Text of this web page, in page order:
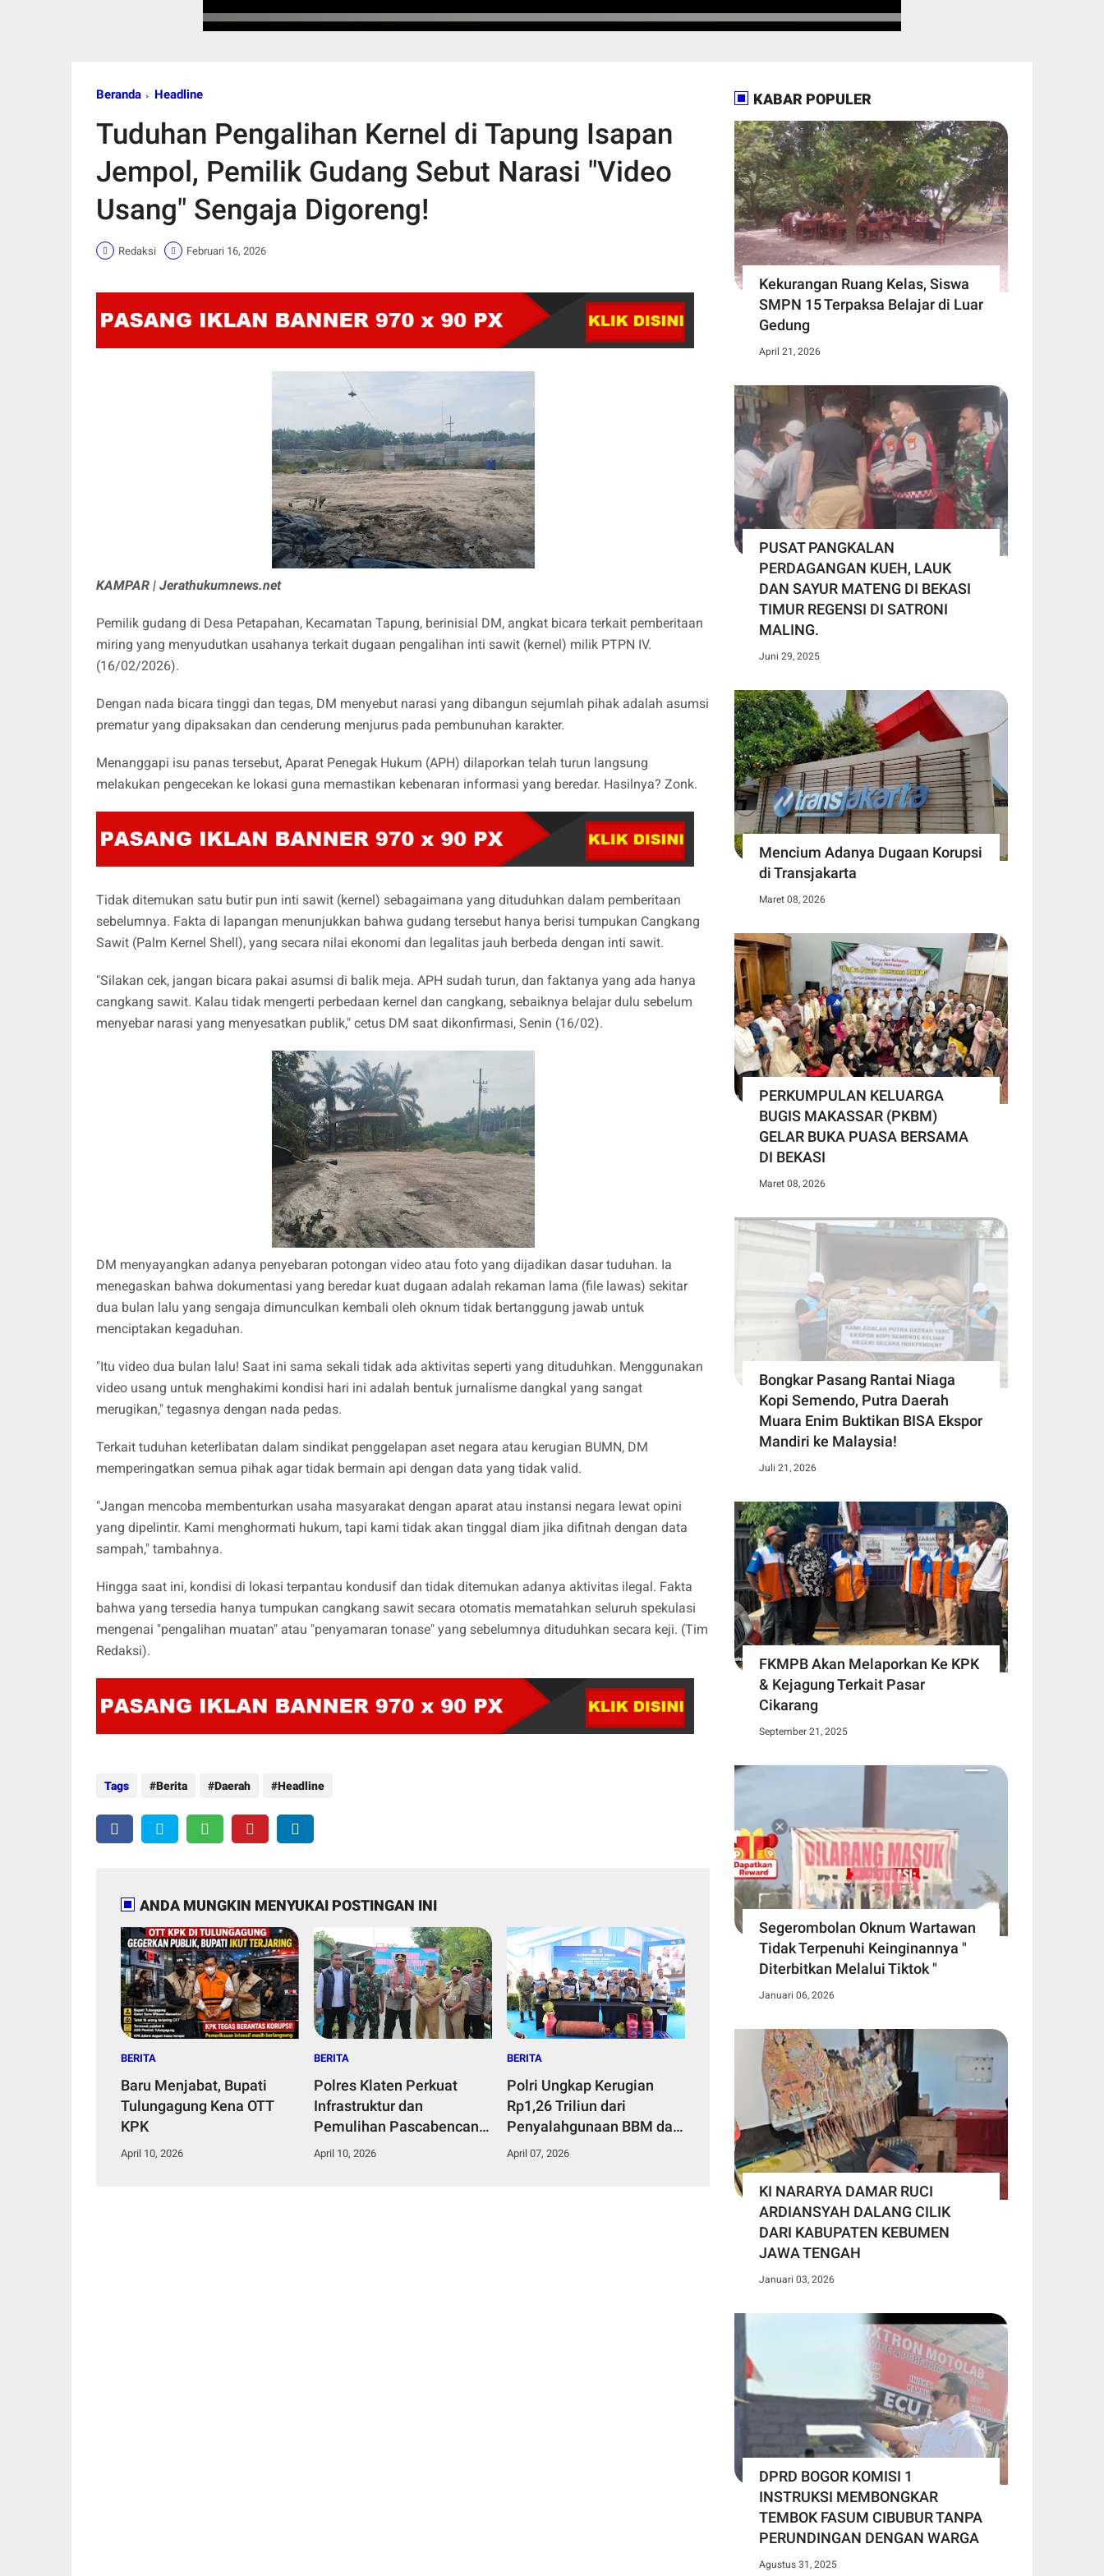
Beranda Headline
Tuduhan Pengalihan Kernel di Tapung Isapan
Jempol, Pemilik Gudang Sebut Narasi "Video
Usang" Sengaja Digoreng!
Redaksi Februari 16, 2026
KAMPAR | Jerathukumnews.net
Pemilik gudang di Desa Petapahan, Kecamatan Tapung, berinisial DM, angkat bicara terkait pemberitaan
miring yang menyudutkan usahanya terkait dugaan pengalihan inti sawit (kernel) milik PTPN IV.
(16/02/2026).
Dengan nada bicara tinggi dan tegas, DM menyebut narasi yang dibangun sejumlah pihak adalah asumsi
prematur yang dipaksakan dan cenderung menjurus pada pembunuhan karakter.
Menanggapi isu panas tersebut, Aparat Penegak Hukum (APH) dilaporkan telah turun langsung
melakukan pengecekan ke lokasi guna memastikan kebenaran informasi yang beredar. Hasilnya? Zonk.
Tidak ditemukan satu butir pun inti sawit (kernel) sebagaimana yang dituduhkan dalam pemberitaan
sebelumnya. Fakta di lapangan menunjukkan bahwa gudang tersebut hanya berisi tumpukan Cangkang
Sawit (Palm Kernel Shell), yang secara nilai ekonomi dan legalitas jauh berbeda dengan inti sawit.
"Silakan cek, jangan bicara pakai asumsi di balik meja. APH sudah turun, dan faktanya yang ada hanya
cangkang sawit. Kalau tidak mengerti perbedaan kernel dan cangkang, sebaiknya belajar dulu sebelum
menyebar narasi yang menyesatkan publik," cetus DM saat dikonfirmasi, Senin (16/02).
DM menyayangkan adanya penyebaran potongan video atau foto yang dijadikan dasar tuduhan. Ia
menegaskan bahwa dokumentasi yang beredar kuat dugaan adalah rekaman lama (file lawas) sekitar
dua bulan lalu yang sengaja dimunculkan kembali oleh oknum tidak bertanggung jawab untuk
menciptakan kegaduhan.
"Itu video dua bulan lalu! Saat ini sama sekali tidak ada aktivitas seperti yang dituduhkan. Menggunakan
video usang untuk menghakimi kondisi hari ini adalah bentuk jurnalisme dangkal yang sangat
merugikan," tegasnya dengan nada pedas.
Terkait tuduhan keterlibatan dalam sindikat penggelapan aset negara atau kerugian BUMN, DM
memperingatkan semua pihak agar tidak bermain api dengan data yang tidak valid.
"Jangan mencoba membenturkan usaha masyarakat dengan aparat atau instansi negara lewat opini
yang dipelintir. Kami menghormati hukum, tapi kami tidak akan tinggal diam jika difitnah dengan data
sampah," tambahnya.
Hingga saat ini, kondisi di lokasi terpantau kondusif dan tidak ditemukan adanya aktivitas ilegal. Fakta
bahwa yang tersedia hanya tumpukan cangkang sawit secara otomatis mematahkan seluruh spekulasi
mengenai "pengalihan muatan" atau "penyamaran tonase" yang sebelumnya dituduhkan secara keji. (Tim
Redaksi).
Tags Berita Daerah Headline
ANDA MUNGKIN MENYUKAI POSTINGAN INI
BERITA
Baru Menjabat, Bupati
Tulungagung Kena OTT
KPK
April 10, 2026
BERITA
Polres Klaten Perkuat
Infrastruktur dan
Pemulihan Pascabencana
melalui Program
April 10, 2026
BERITA
Polri Ungkap Kerugian
Rp1,26 Triliun dari
Penyalahgunaan BBM dan
LPG Subsidi
April 07, 2026
KABAR POPULER
Kekurangan Ruang Kelas, Siswa
SMPN 15 Terpaksa Belajar di Luar
Gedung ​
April 21, 2026
PUSAT PANGKALAN
PERDAGANGAN KUEH, LAUK
DAN SAYUR MATENG DI BEKASI
TIMUR REGENSI DI SATRONI
MALING.
Juni 29, 2025
Mencium Adanya Dugaan Korupsi
di Transjakarta
Maret 08, 2026
PERKUMPULAN KELUARGA
BUGIS MAKASSAR (PKBM)
GELAR BUKA PUASA BERSAMA
DI BEKASI
Maret 08, 2026
Bongkar Pasang Rantai Niaga
Kopi Semendo, Putra Daerah
Muara Enim Buktikan BISA Ekspor
Mandiri ke Malaysia!
Juli 21, 2026
FKMPB Akan Melaporkan Ke KPK
& Kejagung Terkait Pasar
Cikarang
September 21, 2025
Segerombolan Oknum Wartawan
Tidak Terpenuhi Keinginannya "
Diterbitkan Melalui Tiktok "
Januari 06, 2026
KI NARARYA DAMAR RUCI
ARDIANSYAH DALANG CILIK
DARI KABUPATEN KEBUMEN
JAWA TENGAH
Januari 03, 2026
DPRD BOGOR KOMISI 1
INSTRUKSI MEMBONGKAR
TEMBOK FASUM CIBUBUR TANPA
PERUNDINGAN DENGAN WARGA
Agustus 31, 2025